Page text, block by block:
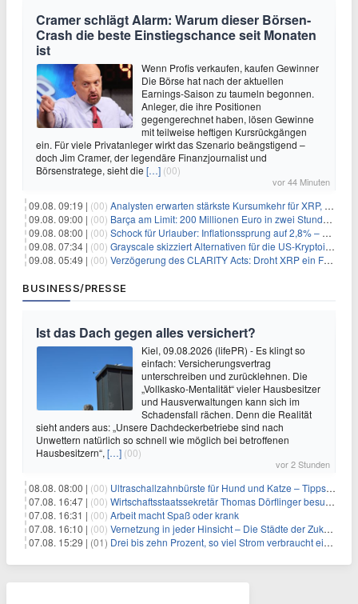
Cramer schlägt Alarm: Warum dieser Börsen-
Crash die beste Einstiegschance seit Monaten
ist
Wenn Profis verkaufen, kaufen Gewinner
Die Börse hat nach der aktuellen
Earnings-Saison zu taumeln begonnen.
Anleger, die ihre Positionen
gegengerechnet haben, lösen Gewinne
mit teilweise heftigen Kursrückgängen
ein. Für viele Privatanleger wirkt das Szenario beängstigend –
doch Jim Cramer, der legendäre Finanzjournalist und
Börsenstratege, sieht die […] (00)
vor 44 Minuten
09.08. 09:19 | (00) Analysten erwarten stärkste Kursumkehr für XRP, während Polymarket skeptisch bleibt
09.08. 09:00 | (00) Barça am Limit: 200 Millionen Euro in zwei Stunden – warum dieser Schuldentrip hochgefährlich wird
09.08. 08:00 | (00) Schock für Urlauber: Inflationssprung auf 2,8% – Diese Preise explodieren jetzt
09.08. 07:34 | (00) Grayscale skizziert Alternativen für die US-Kryptoindustrie ohne CLARITY Act
09.08. 05:49 | (00) Verzögerung des CLARITY Acts: Droht XRP ein Fall unter die $1-Marke?
BUSINESS/PRESSE
Ist das Dach gegen alles versichert?
Kiel, 09.08.2026 (lifePR) - Es klingt so
einfach: Versicherungsvertrag
unterschreiben und zurücklehnen. Die
„Vollkasko-Mentalität“ vieler Hausbesitzer
und Hausverwaltungen kann sich im
Schadensfall rächen. Denn die Realität
sieht anders aus: „Unsere Dachdeckerbetriebe sind nach
Unwettern natürlich so schnell wie möglich bei betroffenen
Hausbesitzern“, […] (00)
vor 2 Stunden
08.08. 08:00 | (00) Ultraschallzahnbürste für Hund und Katze – Tipps zur erfolgreichen Eingewöhnung
07.08. 16:47 | (00) Wirtschaftsstaatssekretär Thomas Dörflinger besucht Handwerksbetrieb im Kammerbezirk Freiburg
07.08. 16:31 | (00) Arbeit macht Spaß oder krank
07.08. 16:10 | (00) Vernetzung in jeder Hinsicht – Die Städte der Zukunft sind grün-blau
07.08. 15:29 | (01) Drei bis zehn Prozent, so viel Strom verbraucht ein Aufzug im Gebäude